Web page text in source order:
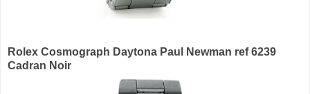
Rolex Cosmograph Daytona Paul Newman ref 6239
Cadran Noir